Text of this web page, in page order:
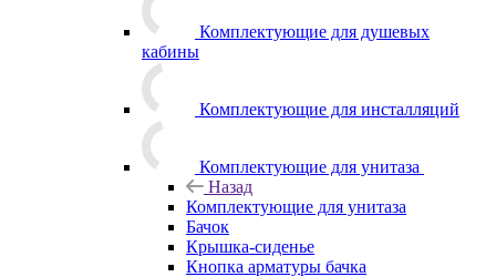
Комплектующие для душевых
кабины
Комплектующие для инсталляций
Комплектующие для унитаза
Назад
Комплектующие для унитаза
Бачок
Крышка-сиденье
Кнопка арматуры бачка